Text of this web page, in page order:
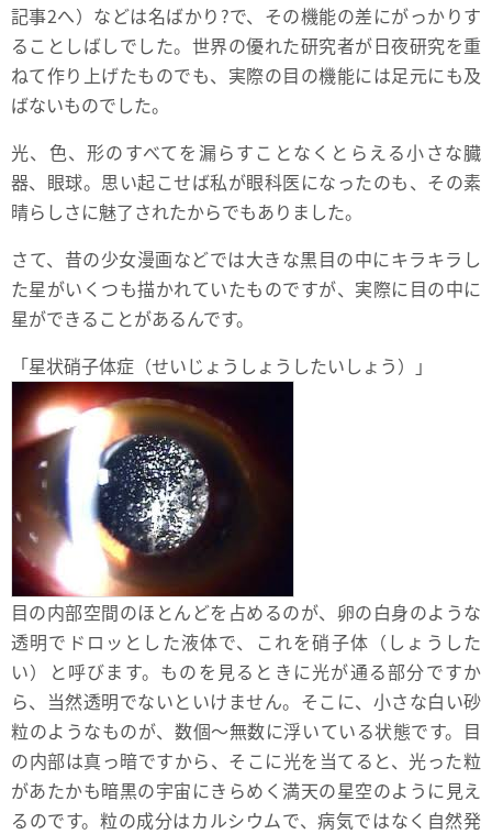
記事2へ） などは名ばかり?で、その機能の差にがっかりす
ることしばしでした。世界の優れた研究者が日夜研究を重
ねて作り上げたものでも、実際の目の機能には足元にも及
ばないものでした。
光、色、形のすべてを漏らすことなくとらえる小さな臓
器、眼球。思い起こせば私が眼科医になったのも、その素
晴らしさに魅了されたからでもありました。
さて、昔の少女漫画などでは大きな黒目の中にキラキラし
た星がいくつも描かれていたものですが、実際に目の中に
星ができることがあるんです。
「星状硝子体症（せいじょうしょうしたいしょう）」
目の内部空間のほとんどを占めるのが、卵の白身のような
透明でドロッとした液体で、これを硝子体（しょうした
い）と呼びます。ものを見るときに光が通る部分ですか
ら、当然透明でないといけません。そこに、小さな白い砂
粒のようなものが、数個～無数に浮いている状態です。目
の内部は真っ暗ですから、そこに光を当てると、光った粒
があたかも暗黒の宇宙にきらめく満天の星空のように見え
るのです。粒の成分はカルシウムで、病気ではなく自然発